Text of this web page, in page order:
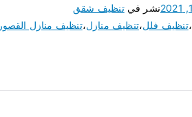
نشر فيتنظيف شقق
،تنظيف فلل،تنظيف منازل،تنظيف منازل القصور